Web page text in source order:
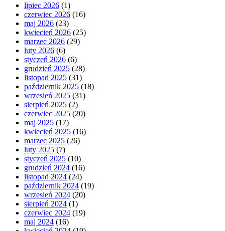
lipiec 2026 (1)
czerwiec 2026 (16)
maj 2026 (23)
kwiecień 2026 (25)
marzec 2026 (29)
luty 2026 (6)
styczeń 2026 (6)
grudzień 2025 (28)
listopad 2025 (31)
październik 2025 (18)
wrzesień 2025 (31)
sierpień 2025 (2)
czerwiec 2025 (20)
maj 2025 (17)
kwiecień 2025 (16)
marzec 2025 (26)
luty 2025 (7)
styczeń 2025 (10)
grudzień 2024 (16)
listopad 2024 (24)
październik 2024 (19)
wrzesień 2024 (20)
sierpień 2024 (1)
czerwiec 2024 (19)
maj 2024 (16)